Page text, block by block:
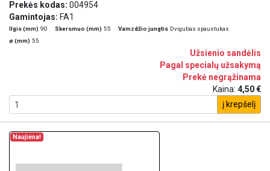
Prekės kodas: 004954
Gamintojas: FA1
Ilgis (mm) 90 Skersmuo (mm) 55 Vamzdžio jungtis Dvigubas spaustukas
ø (mm) 55
Užsienio sandėlis
Pagal specialų užsakymą
Prekė negrąžinama
Kaina: 4,50 €
į krepšelį
Naujiena!